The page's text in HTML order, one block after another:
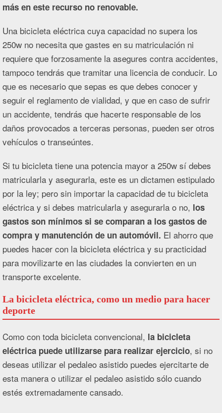
más en este recurso no renovable.
Una bicicleta eléctrica cuya capacidad no supera los
250w no necesita que gastes en su matriculación ni
requiere que forzosamente la asegures contra accidentes,
tampoco tendrás que tramitar una licencia de conducir. Lo
que es necesario que sepas es que debes conocer y
seguir el reglamento de vialidad, y que en caso de sufrir
un accidente, tendrás que hacerte responsable de los
daños provocados a terceras personas, pueden ser otros
vehículos o transeúntes.
Si tu bicicleta tiene una potencia mayor a 250w sí debes
matricularla y asegurarla, este es un dictamen estipulado
por la ley; pero sin importar la capacidad de tu bicicleta
eléctrica y si debes matricularla y asegurarla o no, los
gastos son mínimos si se comparan a los gastos de
compra y manutención de un automóvil. El ahorro que
puedes hacer con la bicicleta eléctrica y su practicidad
para movilizarte en las ciudades la convierten en un
transporte excelente.
La bicicleta eléctrica, como un medio para hacer
deporte
Como con toda bicicleta convencional, la bicicleta
eléctrica puede utilizarse para realizar ejercicio, si no
deseas utilizar el pedaleo asistido puedes ejercitarte de
esta manera o utilizar el pedaleo asistido sólo cuando
estés extremadamente cansado.